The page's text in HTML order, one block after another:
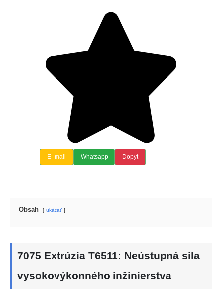
E -mail Whatsapp Dopyt
Obsah ukázať
7075 Extrúzia T6511: Neústupná sila
vysokovýkonného inžinierstva